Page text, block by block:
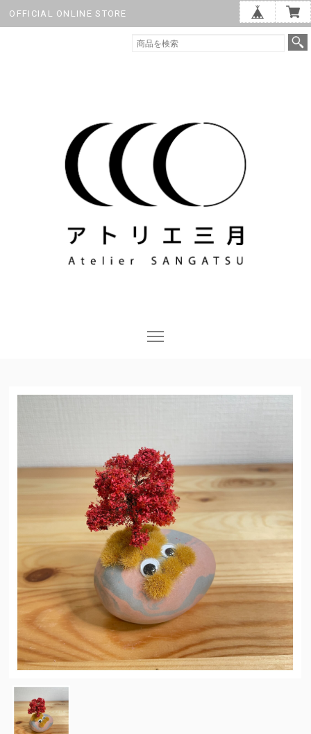
OFFICIAL ONLINE STORE